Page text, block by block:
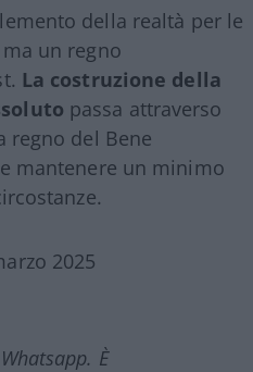
della realtà per le
un regno
La costruzione della
passa attraverso
regno del Bene
mantenere un minimo
2025
È